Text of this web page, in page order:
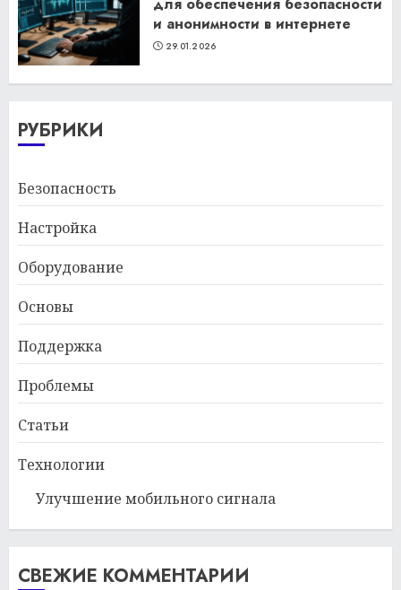
и анонимности в интернете
29.01.2026
РУБРИКИ
Безопасность
Настройка
Оборудование
Основы
Поддержка
Проблемы
Статьи
Технологии
Улучшение мобильного сигнала
СВЕЖИЕ КОММЕНТАРИИ